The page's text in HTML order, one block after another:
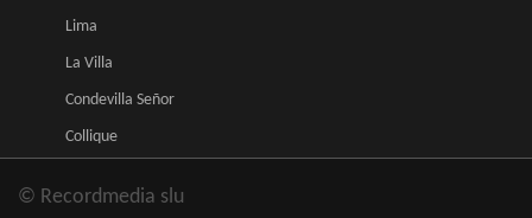
Lima
La Villa
Condevilla Señor
Collique
© Recordmedia slu